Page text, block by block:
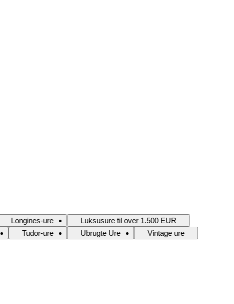
Longines-ure
Luksusure til over 1.500 EUR
Tudor-ure Ubrugte Ure
Vintage ure